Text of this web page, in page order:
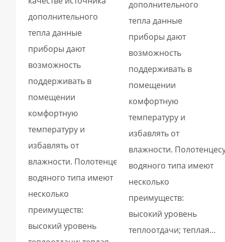
дополнительного
тепла данные
приборы дают
возможность
поддерживать в
помещении
комфортную
температуру и
избавлять от
влажности. Полотенцесушители
водяного типа имеют
несколько
преимуществ:
высокий уровень
дополнительного
тепла данные
приборы дают
возможность
поддерживать в
помещении
комфортную
температуру и
избавлять от
влажности.
водяного типа имеют
несколько
преимуществ:
высокий уровень
теплоотдачи; теплая…